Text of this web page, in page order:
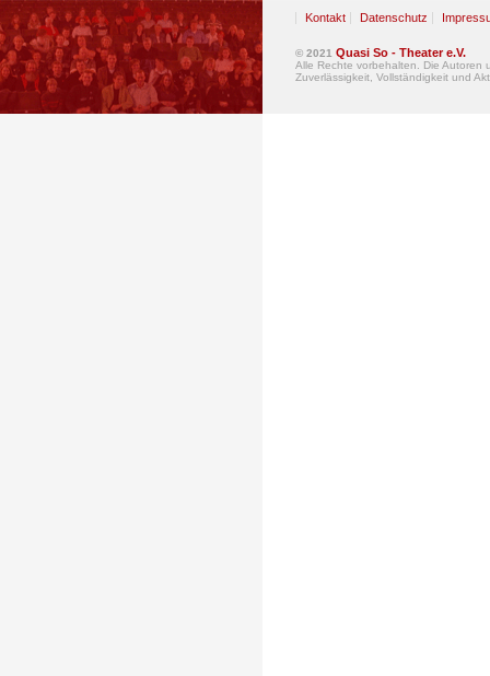
Kontakt Datenschutz
© 2021 Quasi So - Theater e.V.
Alle Rechte vorbehalten. Die Autoren
Zuverlässigkeit, Vollständigkeit und